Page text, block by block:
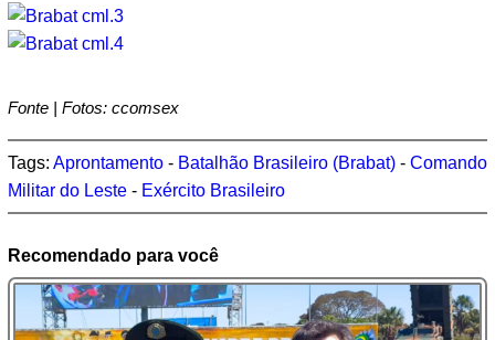
Fonte | Fotos: ccomsex
Tags: Aprontamento - Batalhão Brasileiro (Brabat) - Comando
Militar do Leste - Exército Brasileiro
Recomendado para você